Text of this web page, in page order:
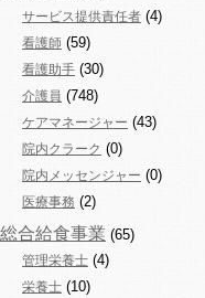
サービス提供責任者 (4)
看護師 (59)
看護助手 (30)
介護員 (748)
ケアマネージャー (43)
院内クラーク (0)
院内メッセンジャー (0)
医療事務 (2)
総合給食事業 (65)
管理栄養士 (4)
栄養士 (10)